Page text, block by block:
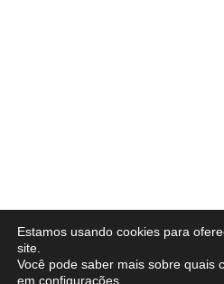
Estamos usando cookies para
site.
Você pode saber mais sobre quais
em configurações